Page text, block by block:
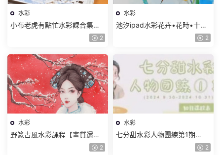
水彩
小布老虎有點忙水彩課合集
2
水彩
池汐ipad水彩花卉•花時•十二
月曆花【畫質還行隻有視頻】2
水彩
野篆古風水彩課程【畫質還行
2
水彩
七分甜水彩人物團練第1期
2024【畫質較差有筆刷和素 2